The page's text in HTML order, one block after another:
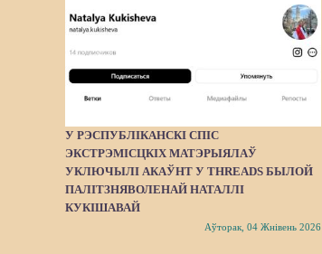
У РЭСПУБЛІКАНСКІ СПІС
ЭКСТРЭМІСЦКІХ МАТЭРЫЯЛАЎ
УКЛЮЧЫЛІ АКАЎНТ У THREADS БЫЛОЙ
ПАЛІТЗНЯВОЛЕНАЙ НАТАЛЛІ
КУКІШАВАЙ
Аўторак, 04 Жнівень 2026